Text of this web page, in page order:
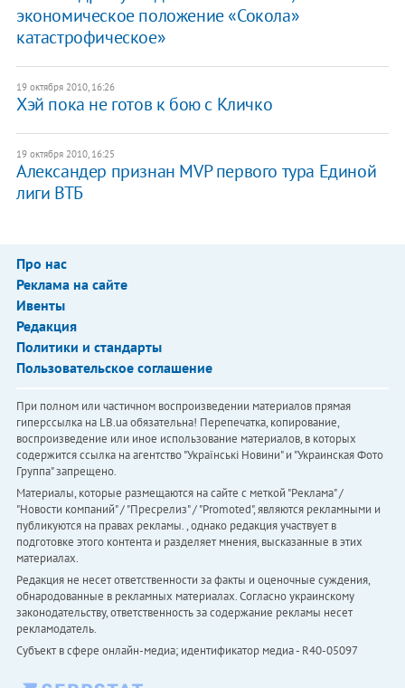
экономическое положение «Сокола»
катастрофическое»
19 октября 2010, 16:26
Хэй пока не готов к бою с Кличко
19 октября 2010, 16:25
Александер признан MVP первого тура Единой
лиги ВТБ
Про нас
Реклама на сайте
Ивенты
Редакция
Политики и стандарты
Пользовательское соглашение
При полном или частичном воспроизведении материалов прямая
гиперссылка на LB.ua обязательна! Перепечатка, копирование,
воспроизведение или иное использование материалов, в которых
содержится ссылка на агентство "Українськi Новини" и "Украинская Фото
Группа" запрещено.
Материалы, которые размещаются на сайте с меткой "Реклама" /
"Новости компаний" / "Пресрелиз" / "Promoted", являются рекламными и
публикуются на правах рекламы. , однако редакция участвует в
подготовке этого контента и разделяет мнения, высказанные в этих
материалах.
Редакция не несет ответственности за факты и оценочные суждения,
обнародованные в рекламных материалах. Согласно украинскому
законодательству, ответственность за содержание рекламы несет
рекламодатель.
Субъект в сфере онлайн-медиа; идентификатор медиа - R40-05097